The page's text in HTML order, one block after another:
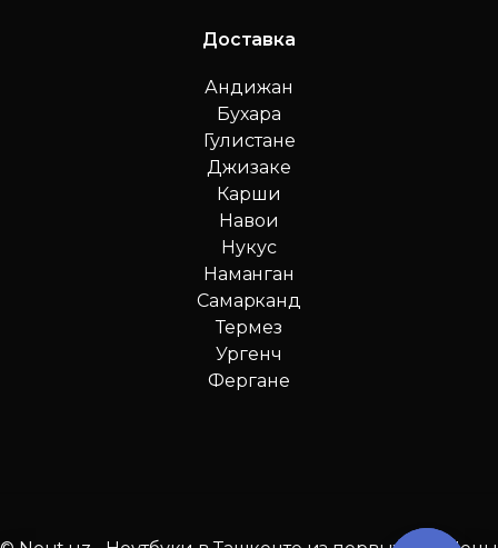
Доставка
Андижан
Бухара
Гулистане
Джизаке
Карши
Навои
Нукус
Наманган
Самарканд
Термез
Ургенч
Фергане